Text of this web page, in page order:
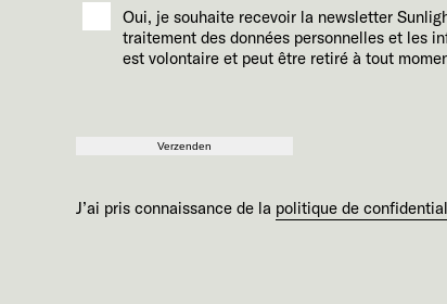
Oui, je souhaite recevoir la newsletter
traitement des données personnelles et les
est volontaire et peut être retiré à tout
Verzenden
J’ai pris connaissance de la politique de